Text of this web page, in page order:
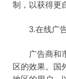
制，以获得更
3.在线广告
广告商和市
区的效果。国